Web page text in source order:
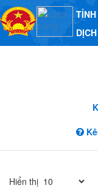
Hiển thị